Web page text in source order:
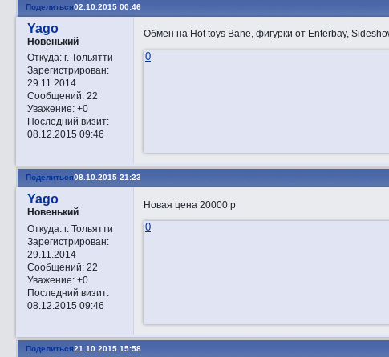
Поделиться02.10.2015 00:46
Yago
Новенький
Откуда:г. Тольятти
Зарегистрирован:
29.11.2014
Сообщений:22
Уважение: +0
Последний визит:
08.12.2015 09:46
Обмен на Hot toys Bane, фигурки от Enterbay,
0
Поделиться08.10.2015 21:23
Yago
Новенький
Откуда:г. Тольятти
Зарегистрирован:
29.11.2014
Сообщений:22
Уважение: +0
Последний визит:
08.12.2015 09:46
Новая цена 20000 р
0
Поделиться21.10.2015 15:58